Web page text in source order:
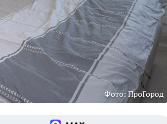
Фото: ПроГород